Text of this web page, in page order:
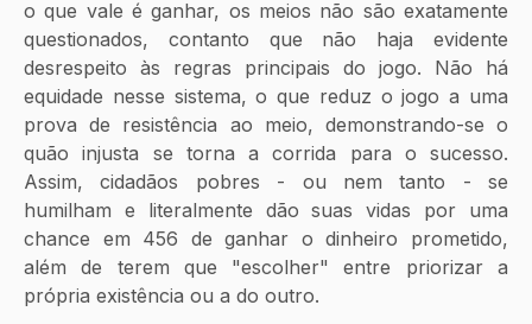
o que vale é ganhar, os meios não são exatamente
questionados, contanto que não haja evidente
desrespeito às regras principais do jogo. Não há
equidade nesse sistema, o que reduz o jogo a uma
prova de resistência ao meio, demonstrando-se o
quão injusta se torna a corrida para o sucesso.
Assim, cidadãos pobres - ou nem tanto - se
humilham e literalmente dão suas vidas por uma
chance em 456 de ganhar o dinheiro prometido,
além de terem que "escolher" entre priorizar a
própria existência ou a do outro.